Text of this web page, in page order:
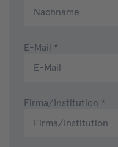
E-Mail *
Firma/Institution *